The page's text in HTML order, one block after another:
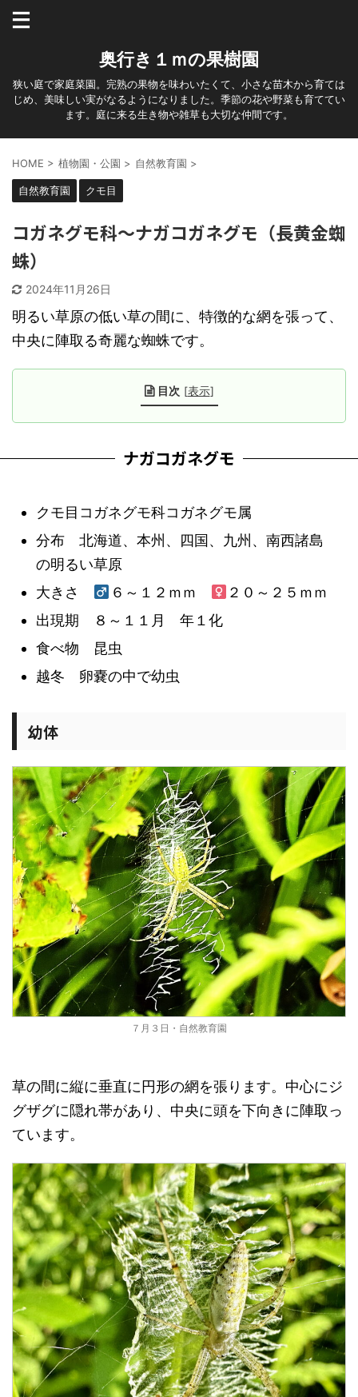
奥行き１ｍの果樹園
狭い庭で家庭菜園。完熟の果物を味わいたくて、小さな苗木から育ては
じめ、美味しい実がなるようになりました。季節の花や野菜も育ててい
ます。庭に来る生き物や雑草も大切な仲間です。
HOME > 植物園・公園 > 自然教育園 >
自然教育園 クモ目
コガネグモ科～ナガコガネグモ（長黄金蜘
蛛）
2024年11月26日
明るい草原の低い草の間に、特徴的な網を張って、
中央に陣取る奇麗な蜘蛛です。
目次 [表示]
ナガコガネグモ
クモ目コガネグモ科コガネグモ属
分布 北海道、本州、四国、九州、南西諸島
の明るい草原
大きさ
６～１２ｍｍ
２０～２５ｍｍ
出現期 ８～１１月 年１化
食べ物 昆虫
越冬 卵嚢の中で幼虫
幼体
７月３日・自然教育園
草の間に縦に垂直に円形の網を張ります。中心にジ
グザグに隠れ帯があり、中央に頭を下向きに陣取っ
ています。